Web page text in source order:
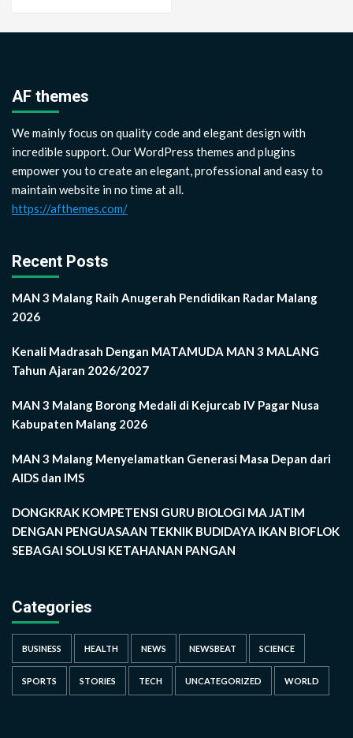
AF themes
We mainly focus on quality code and elegant design with
incredible support. Our WordPress themes and plugins
empower you to create an elegant, professional and easy to
maintain website in no time at all.
https://afthemes.com/
Recent Posts
MAN 3 Malang Raih Anugerah Pendidikan Radar Malang
2026
Kenali Madrasah Dengan MATAMUDA MAN 3 MALANG
Tahun Ajaran 2026/2027
MAN 3 Malang Borong Medali di Kejurcab IV Pagar Nusa
Kabupaten Malang 2026
MAN 3 Malang Menyelamatkan Generasi Masa Depan dari
AIDS dan IMS
DONGKRAK KOMPETENSI GURU BIOLOGI MA JATIM
DENGAN PENGUASAAN TEKNIK BUDIDAYA IKAN BIOFLOK
SEBAGAI SOLUSI KETAHANAN PANGAN
Categories
BUSINESS HEALTH NEWS NEWSBEAT SCIENCE
SPORTS STORIES TECH UNCATEGORIZED WORLD